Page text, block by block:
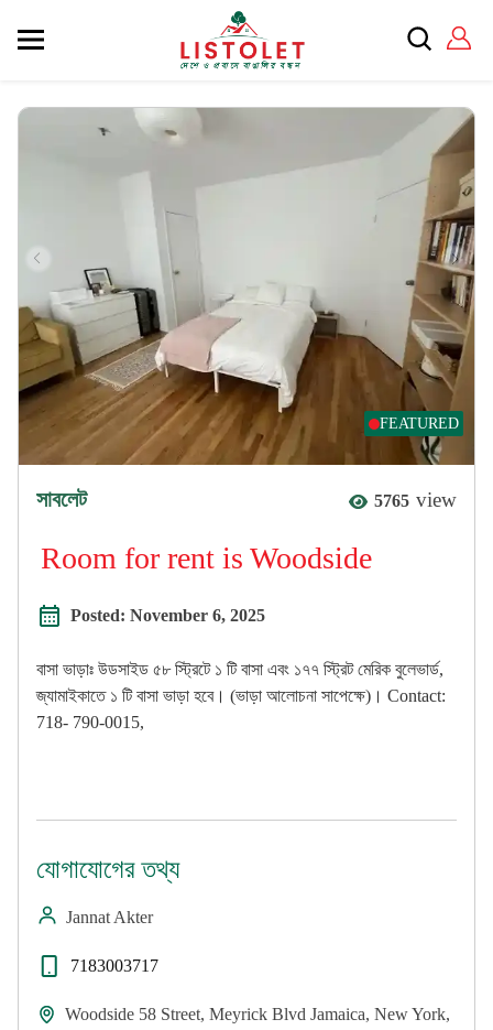
FEATURED
সাবলেট 5765 view
Room for rent is Woodside
Posted: November 6, 2025
বাসা ভাড়াঃ উডসাইড ৫৮ স্ট্রিটে ১ টি বাসা এবং ১৭৭ স্ট্রিট মেরিক বুলেভার্ড,
জ্যামাইকাতে ১ টি বাসা ভাড়া হবে। (ভাড়া আলোচনা সাপেক্ষে)। Contact:
718- 790-0015,
যোগাযোগের তথ্য
Jannat Akter
7183003717
Woodside 58 Street, Meyrick Blvd Jamaica, New York,